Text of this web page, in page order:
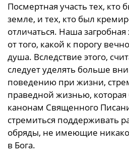
Посмертная участь тех, кто
земле, и тех, кто был
отличаться. Наша
от того, какой к порогу
душа. Вследствие этого,
следует уделять больше
поведению при жизни,
праведной жизнью, которая
канонам Священного
стремиться поддерживать
обряды, не имеющие
в Бога.